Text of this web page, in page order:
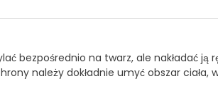
bezpośrednio na twarz, ale nakładać ją
należy dokładnie umyć obszar ciała,